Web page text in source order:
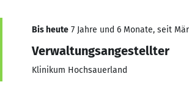
Bis heute 7 Jahre und 6 Monate, seit
Verwaltungsangestellter
Klinikum Hochsauerland